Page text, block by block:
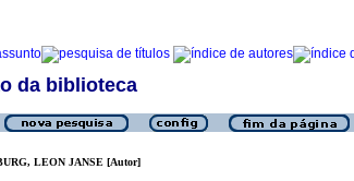
da biblioteca
LEON JANSE [Autor]